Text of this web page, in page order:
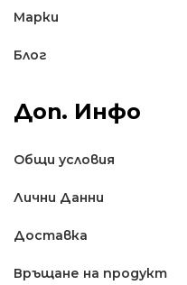
Марки
Блог
Доп. Инфо
Общи условия
Лични Данни
Доставкa
Връщане на продукт